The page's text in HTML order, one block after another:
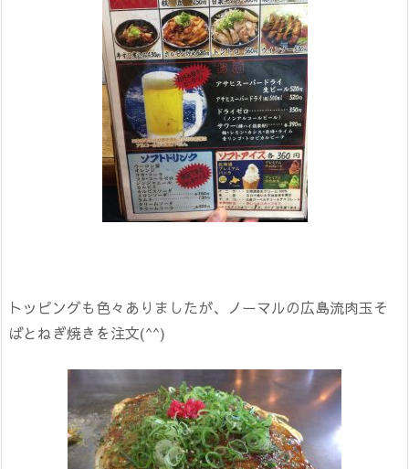
トッピングも色々ありましたが、ノーマルの広島流肉玉そ
ばとねぎ焼きを注文(^^)